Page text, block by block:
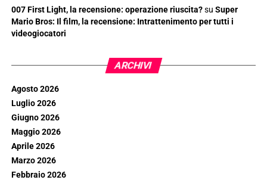
007 First Light, la recensione: operazione riuscita?su Super
Mario Bros: Il film, la recensione: Intrattenimento per tutti i
videogiocatori
ARCHIVI
Agosto 2026
Luglio 2026
Giugno 2026
Maggio 2026
Aprile 2026
Marzo 2026
Febbraio 2026